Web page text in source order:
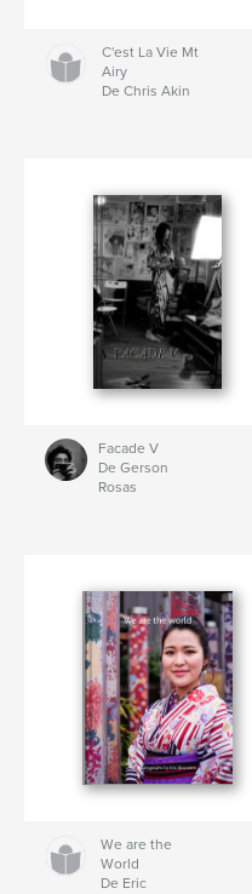
C'est La Vie Mt
Airy
De Chris Akin
Facade V
De Gerson
Rosas
We are the
World
De Eric